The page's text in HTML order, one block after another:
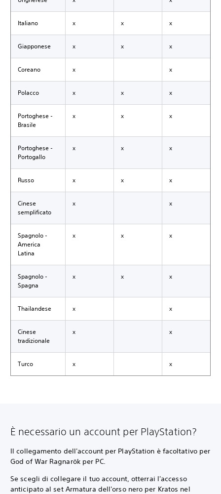
Italiano x x x
Giapponese x x x
Coreano x x
Polacco x x x
Portoghese -
Brasile
x x x
Portoghese -
Portogallo
x x x
Russo x x x
Cinese
semplificato
x x
Spagnolo -
America
Latina
x x x
Spagnolo -
Spagna
x x x
Thailandese x x
Cinese
tradizionale
x x
Turco x x
È necessario un account per PlayStation?
Il collegamento dell'account per PlayStation è facoltativo per
God of War Ragnarök per PC.
Se scegli di collegare il tuo account, otterrai l'accesso
anticipato al set Armatura dell'orso nero per Kratos nel